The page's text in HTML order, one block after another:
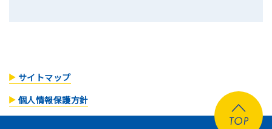
サイトマップ
個人情報保護方針